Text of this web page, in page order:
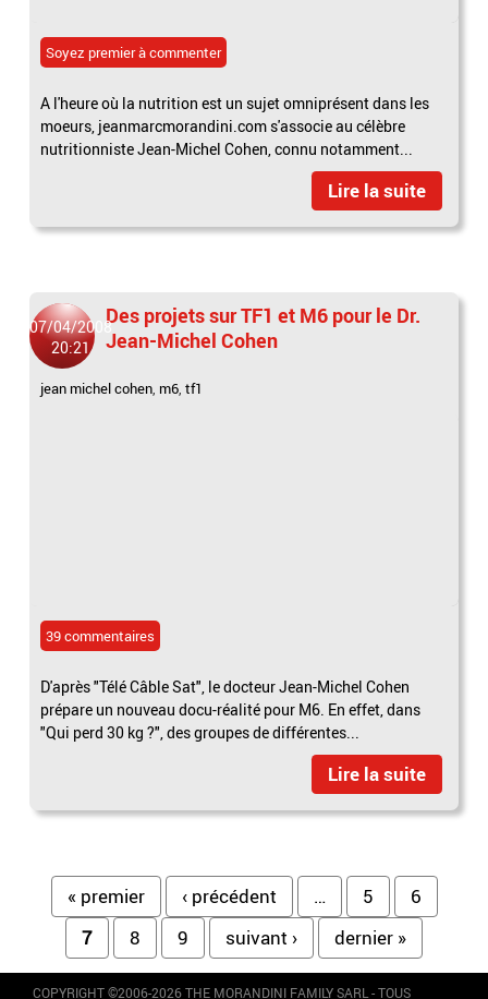
Soyez premier à commenter
A l'heure où la nutrition est un sujet omniprésent dans les
moeurs, jeanmarcmorandini.com s'associe au célèbre
nutritionniste Jean-Michel Cohen, connu notamment...
Lire la suite
07/04/2008
20:21
Des projets sur TF1 et M6 pour le Dr.
Jean-Michel Cohen
jean michel cohen, m6,tf1
39 commentaires
D'après "Télé Câble Sat", le docteur Jean-Michel Cohen
prépare un nouveau docu-réalité pour M6. En effet, dans
"Qui perd 30 kg ?", des groupes de différentes...
Lire la suite
Pages
« premier ‹ précédent … 5
6
7
8 9 suivant › dernier »
COPYRIGHT ©2006-2026 THE MORANDINI FAMILY SARL - TOUS